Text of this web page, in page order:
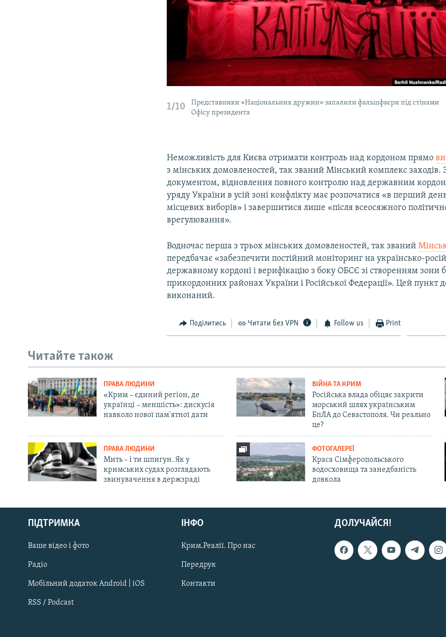
Русский
Qırımtatar
ДОЛУЧАЙСЯ!
1/10
Представники «Національних дружин» запалили фальшфаєри під стінами
Офісу президента
Неможливість для Києва отримати контроль над кордоном прямо
з мінських домовленостей, так званий Мінський комплекс заходів.
документом, відновлення повного контролю над державним
уряду України в усій зоні конфлікту має розпочатися «в перший
місцевих виборів» і завершитися лише «після всеосяжного
врегулювання».
Водночас перша з трьох мінських домовленостей, так званий
передбачає «забезпечити постійний моніторинг на українсько-
державному кордоні і верифікацію з боку ОБСЄ зі створенням зони
прикордонних районах України і Російської Федерації». Цей пункт
виконаний.
Поділитись Читати без VPN Follow us Print
Читайте також
ПРАВА ЛЮДИНИ
«Крим – єдиний регіон, де
українці – меншість»: дискусія
навколо нової пам'ятної дати
ВІЙНА ТА КРИМ
Російська влада обіцяє закрити
морський шлях українським
БпЛА до Севастополя. Чи реально
це?
ПРАВА ЛЮДИНИ
Мить – і ти шпигун. Як у
кримських судах розглядають
звинувачення в держзраді
ФОТОГАЛЕРЕЇ
Краса Сімферопольського
водосховища та занедбаність
довкола
ДОЛУЧАЙСЯ!
ПІДТРИМКА
Ваше відео і фото
Радіо
Мобільний додаток Android | iOS
RSS / Podcast
ІНФО
Крим.Реалії. Про нас
Передрук
Контакти